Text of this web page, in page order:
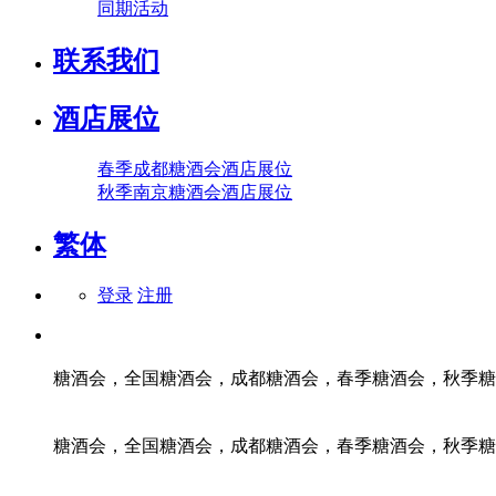
同期活动
联系我们
酒店展位
春季成都糖酒会酒店展位
秋季南京糖酒会酒店展位
繁体
登录 注册
糖酒会，全国糖酒会，成都糖酒会，春季糖酒会，秋季
糖酒会，全国糖酒会，成都糖酒会，春季糖酒会，秋季